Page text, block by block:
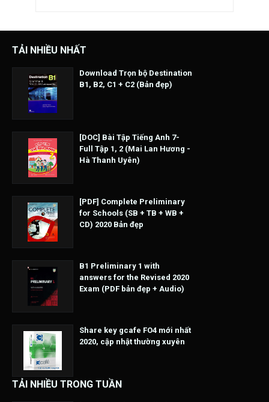
TẢI NHIỀU NHẤT
Download Trọn bộ Destination
B1, B2, C1 + C2 (Bản đẹp)
[DOC] Bài Tập Tiếng Anh 7-
Full Tập 1, 2 (Mai Lan Hương -
Hà Thanh Uyên)
[PDF] Complete Preliminary
for Schools (SB + TB + WB +
CD) 2020 Bản đẹp
B1 Preliminary 1 with
answers for the Revised 2020
Exam (PDF bản đẹp + Audio)
Share key gcafe FO4 mới nhất
2020, cập nhật thường xuyên
TẢI NHIỀU TRONG TUẦN